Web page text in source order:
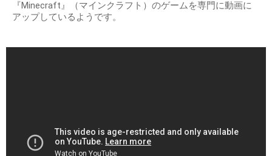
『Minecraft』（マインクラフト）のゲームを専門に動画に
アップしているようです。